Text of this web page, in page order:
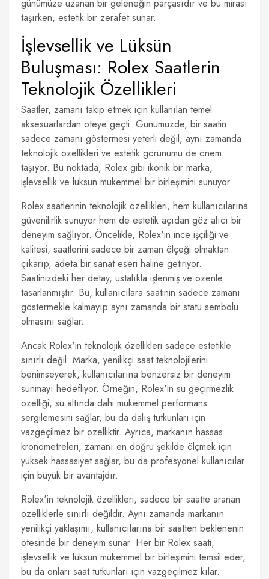
günümüze uzanan bir geleneğin parçasıdır ve bu mirası
taşırken, estetik bir zerafet sunar.
İşlevsellik ve Lüksün
Buluşması: Rolex Saatlerin
Teknolojik Özellikleri
Saatler, zamanı takip etmek için kullanılan temel
aksesuarlardan öteye geçti. Günümüzde, bir saatin
sadece zamanı göstermesi yeterli değil, aynı zamanda
teknolojik özellikleri ve estetik görünümü de önem
taşıyor. Bu noktada, Rolex gibi ikonik bir marka,
işlevsellik ve lüksün mükemmel bir birleşimini sunuyor.
Rolex saatlerinin teknolojik özellikleri, hem kullanıcılarına
güvenilirlik sunuyor hem de estetik açıdan göz alıcı bir
deneyim sağlıyor. Öncelikle, Rolex'in ince işçiliği ve
kalitesi, saatlerini sadece bir zaman ölçeği olmaktan
çıkarıp, adeta bir sanat eseri haline getiriyor.
Saatinizdeki her detay, ustalıkla işlenmiş ve özenle
tasarlanmıştır. Bu, kullanıcılara saatinin sadece zamanı
göstermekle kalmayıp aynı zamanda bir statü sembolü
olmasını sağlar.
Ancak Rolex'in teknolojik özellikleri sadece estetikle
sınırlı değil. Marka, yenilikçi saat teknolojilerini
benimseyerek, kullanıcılarına benzersiz bir deneyim
sunmayı hedefliyor. Örneğin, Rolex'in su geçirmezlik
özelliği, su altında dahi mükemmel performans
sergilemesini sağlar, bu da dalış tutkunları için
vazgeçilmez bir özelliktir. Ayrıca, markanın hassas
kronometreleri, zamanı en doğru şekilde ölçmek için
yüksek hassasiyet sağlar, bu da profesyonel kullanıcılar
için büyük bir avantajdır.
Rolex'in teknolojik özellikleri, sadece bir saatte aranan
özelliklerle sınırlı değildir. Aynı zamanda markanın
yenilikçi yaklaşımı, kullanıcılarına bir saatten beklenenin
ötesinde bir deneyim sunar. Her bir Rolex saati,
işlevsellik ve lüksün mükemmel bir birleşimini temsil eder,
bu da onları saat tutkunları için vazgeçilmez kılar.